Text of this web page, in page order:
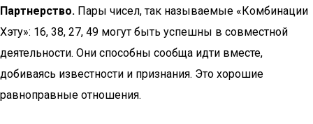
Партнерство. Пары чисел, так называемые «Комбинации
Хэту»: 16, 38, 27, 49 могут быть успешны в совместной
деятельности. Они способны сообща идти вместе,
добиваясь известности и признания. Это хорошие
равноправные отношения.